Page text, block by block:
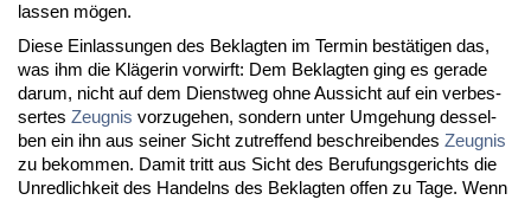
las­sen mögen.
Die­se Ein­las­sun­gen des Be­klag­ten im Ter­min bestäti­gen das,
was ihm die Kläge­rin vor­wirft: Dem Be­klag­ten ging es ge­ra­de
dar­um, nicht auf dem Dienst­weg oh­ne Aus­sicht auf ein ver­bes­
ser­tes Zeug­nis vor­zu­ge­hen, son­dern un­ter Um­ge­hung des­sel­
ben ein ihn aus sei­ner Sicht zu­tref­fend be­schrei­ben­des Zeug­nis
zu be­kom­men. Da­mit tritt aus Sicht des Be­ru­fungs­ge­richts die
Un­red­lich­keit des Han­delns des Be­klag­ten of­fen zu Ta­ge. Wenn